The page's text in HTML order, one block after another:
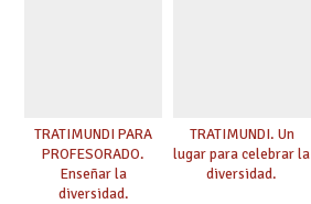
TRATIMUNDI PARA
PROFESORADO.
Enseñar la
diversidad.
TRATIMUNDI. Un
lugar para celebrar la
diversidad.